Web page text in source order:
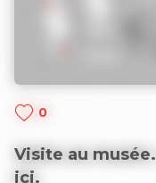
0
Visite au musée.
ici.